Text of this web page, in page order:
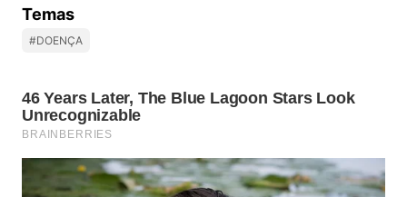
Temas
#DOENÇA